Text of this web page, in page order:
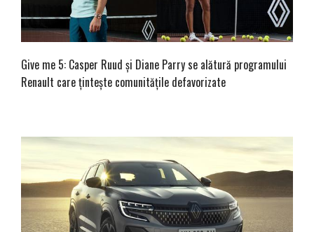
Give me 5: Casper Ruud și Diane Parry se alătură programului
Renault care țintește comunitățile defavorizate